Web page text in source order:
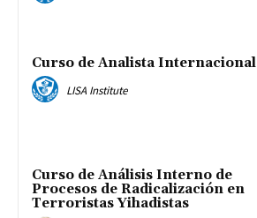
Curso de Analista Internacional
LISA Institute
Curso de Análisis Interno de
Procesos de Radicalización en
Terroristas Yihadistas